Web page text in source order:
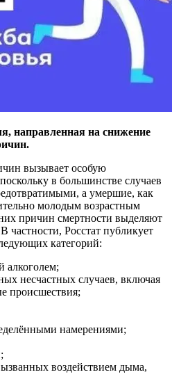
направленная на снижение
вызывает особую
в большинстве случаев
а умершие, как
молодым возрастным
причин смертности выделяют
частности, Росстат публикует
категорий:
алкоголем;
несчастных случаев, включая
происшествия;
намерениями;
воздействием дыма,